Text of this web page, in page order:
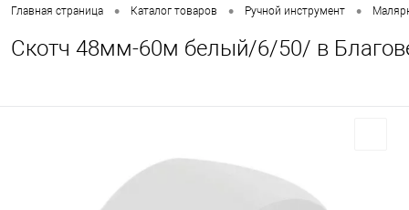
Главная страница • Каталог товаров • Ручной инструмент •
Скотч 48мм-60м белый/6/50/ в